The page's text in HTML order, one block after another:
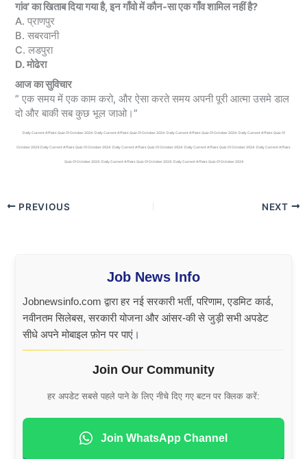
गांव’ का खिताब दिया गया है, इन गाँवो में कौन-सा एक गाँव शामिल नहीं है?
A. प्राणपुर
B. सबरवानी
C. लडपुरा
D. मोढेरा
आज का सुविचार
” एक समय में एक काम करो, और ऐसा करते समय अपनी पूरी आत्मा उसमे डाल
दो और बाकी सब कुछ भूल जाओ।”
Daily Current Affairs Quiz 01 October 2024 : Daily Current Affairs Quiz 01 October 2024 : Daily Current Affairs Quiz 01 October 2024 : Daily Current Affairs Quiz 01
October 2024: Daily Current Affairs Quiz 01 October 2024 : Daily Current Affairs Quiz 01 October 2024 : Daily Current Affairs Quiz 01 October 2024 : Daily Current Affairs
Quiz 01 October 2024 : Daily Current Affairs Quiz 01 October 2024 : Daily Current Affairs Quiz 01 October 2024
PREVIOUS NEXT
Job News Info
Jobnewsinfo.com द्वारा हर नई सरकारी भर्ती, परिणाम, एडमिट कार्ड,
नवीनतम सिलेबस, सरकारी योजना और आंसर-की से जुड़ी सभी अपडेट
सीधे अपने मोबाइल फ़ोन पर पाएं।
Join Our Community
हर अपडेट सबसे पहले पाने के लिए नीचे दिए गए बटन पर क्लिक करें:
Join WhatsApp Channel